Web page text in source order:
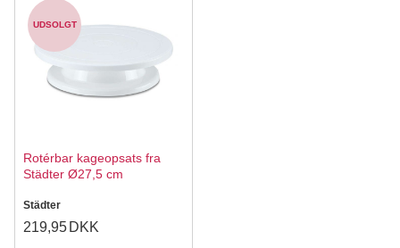
UDSOLGT
Rotérbar kageopsats fra
Städter Ø27,5 cm
Städter
219,95 DKK